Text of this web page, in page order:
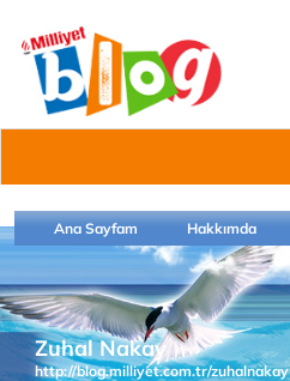
Ana Sayfam Hakkımda
Zuhal Nakay
http://blog.milliyet.com.tr/zuhalnakay